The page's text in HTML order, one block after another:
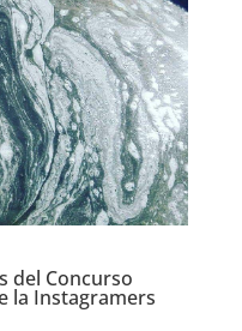
del Concurso
la Instagramers